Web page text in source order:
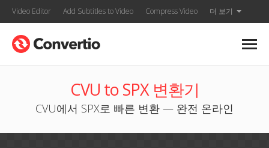
Video Editor Add Subtitles to Video Compress Video 더 보기
CVU to SPX 변환기
CVU에서 SPX로 빠른 변환 — 완전 온라인